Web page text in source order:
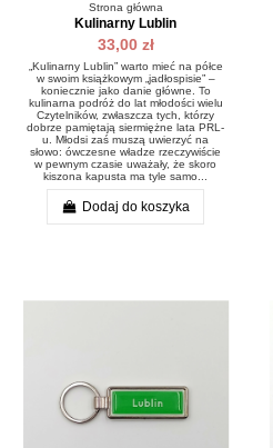
Strona główna
Kulinarny Lublin
33,00 zł
„Kulinarny Lublin” warto mieć na półce
w swoim książkowym „jadłospisie” –
koniecznie jako danie główne. To
kulinarna podróż do lat młodości wielu
Czytelników, zwłaszcza tych, którzy
dobrze pamiętają siermiężne lata PRL-
u. Młodsi zaś muszą uwierzyć na
słowo: ówczesne władze rzeczywiście
w pewnym czasie uważały, że skoro
kiszona kapusta ma tyle samo...
Dodaj do koszyka